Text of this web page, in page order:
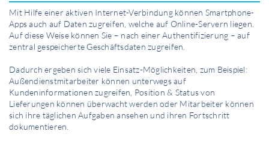
Mit Hilfe einer aktiven Internet-Verbindung können Smartphone-
Apps auch auf Daten zugreifen, welche auf Online-Servern liegen.
Auf diese Weise können Sie – nach einer Authentifizierung – auf
zentral gespeicherte Geschäftsdaten zugreifen.
Dadurch ergeben sich viele Einsatz-Möglichkeiten, zum Beispiel:
Außendienstmitarbeiter können unterwegs auf
Kundeninformationen zugreifen, Position & Status von
Lieferungen können überwacht werden oder Mitarbeiter können
sich ihre täglichen Aufgaben ansehen und ihren Fortschritt
dokumentieren.